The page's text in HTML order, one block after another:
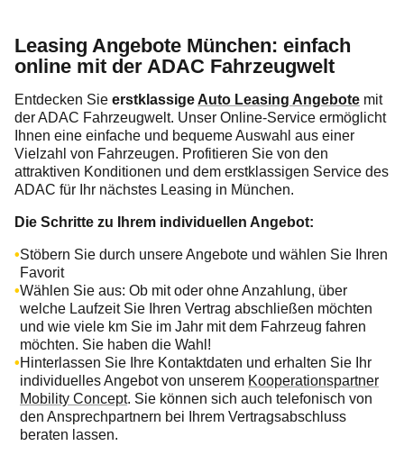
Leasing Angebote München: einfach
online mit der ADAC Fahrzeugwelt
Entdecken Sie erstklassige Auto Leasing Angebote mit
der ADAC Fahrzeugwelt. Unser Online-Service ermöglicht
Ihnen eine einfache und bequeme Auswahl aus einer
Vielzahl von Fahrzeugen. Profitieren Sie von den
attraktiven Konditionen und dem erstklassigen Service des
ADAC für Ihr nächstes Leasing in München.
Die Schritte zu Ihrem individuellen Angebot:
Stöbern Sie durch unsere Angebote und wählen Sie Ihren
Favorit
Wählen Sie aus: Ob mit oder ohne Anzahlung, über
welche Laufzeit Sie Ihren Vertrag abschließen möchten
und wie viele km Sie im Jahr mit dem Fahrzeug fahren
möchten. Sie haben die Wahl!
Hinterlassen Sie Ihre Kontaktdaten und erhalten Sie Ihr
individuelles Angebot von unserem Kooperationspartner
Mobility Concept. Sie können sich auch telefonisch von
den Ansprechpartnern bei Ihrem Vertragsabschluss
beraten lassen.